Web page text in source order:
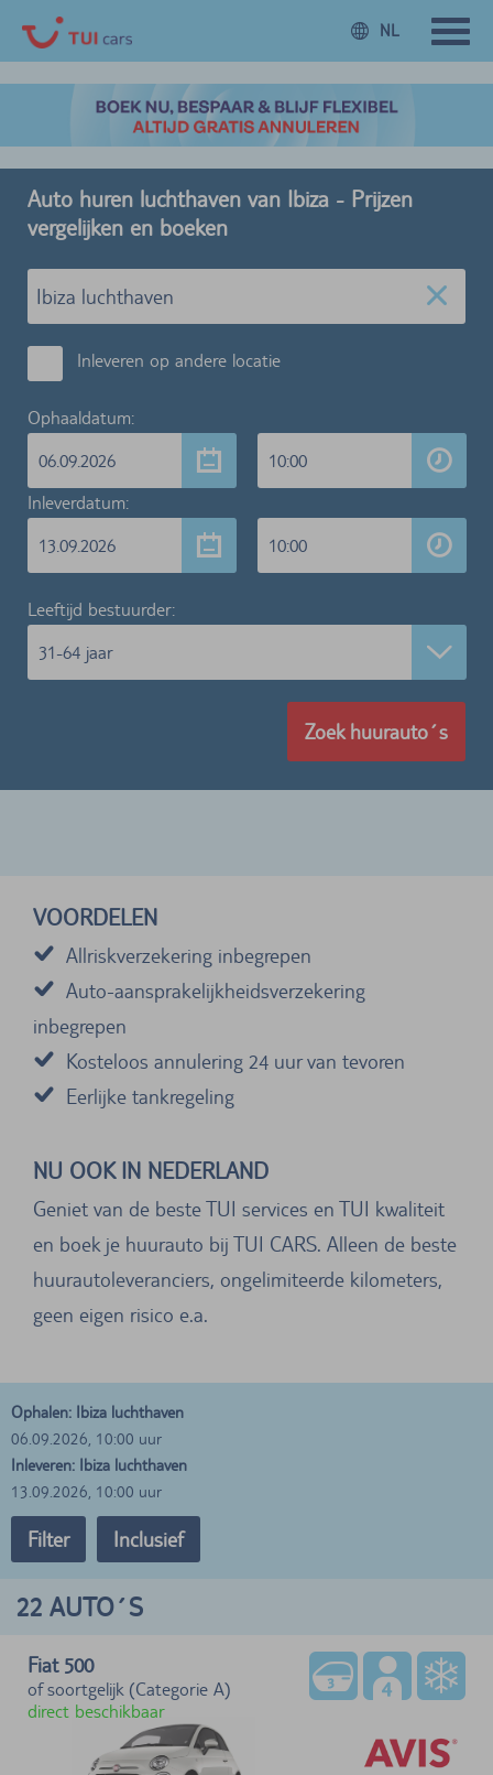
NL
Auto huren luchthaven van Ibiza - Prijzen
vergelijken en boeken
Inleveren op andere locatie
Ophaaldatum:
06.09.2026
10:00
Inleverdatum:
13.09.2026
10:00
Leeftijd bestuurder:
31-64 jaar
Zoek huurauto´s
VOORDELEN
Allriskverzekering inbegrepen
Auto-aansprakelijkheidsverzekering
inbegrepen
Kosteloos annulering 24 uur van tevoren
Eerlijke tankregeling
NU OOK IN NEDERLAND
Geniet van de beste TUI services en TUI kwaliteit
en boek je huurauto bij TUI CARS. Alleen de beste
huurautoleveranciers, ongelimiteerde kilometers,
geen eigen risico e.a.
Ophalen: Ibiza luchthaven
06.09.2026, 10:00 uur
Inleveren: Ibiza luchthaven
13.09.2026, 10:00 uur
Filter Inclusief
22 AUTO´S
Fiat 500
of soortgelijk (Categorie A)
direct beschikbaar